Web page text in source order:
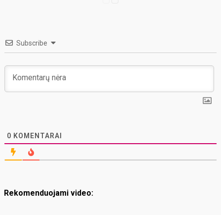
Subscribe
0 KOMENTARAI
Rekomenduojami video: